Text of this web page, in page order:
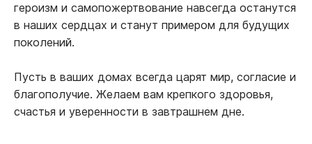
героизм и самопожертвование навсегда останутся
в наших сердцах и станут примером для будущих
поколений.
Пусть в ваших домах всегда царят мир, согласие и
благополучие. Желаем вам крепкого здоровья,
счастья и уверенности в завтрашнем дне.